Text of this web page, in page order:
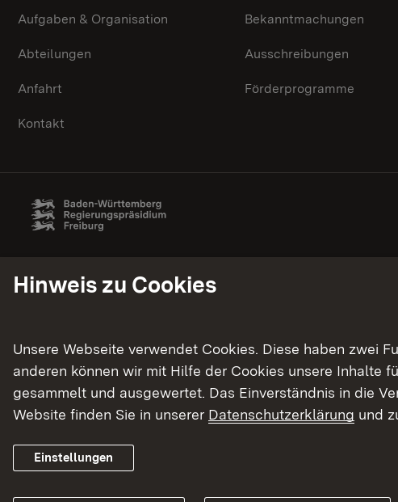
Aufgaben & Organisation
Abteilungen
Anfahrt
Kontakt
Bekanntmachungen
Ausschreibungen
Förderprogramme
Hinweis zu Cookies
Unsere Webseite verwendet Cookies. Diese haben zwei
anderen können wir mit Hilfe der Cookies unsere Inhalte
gesammelt und ausgewertet. Das Einverständnis in die
Website finden Sie in unserer Datenschutzerklärung und
Einstellungen